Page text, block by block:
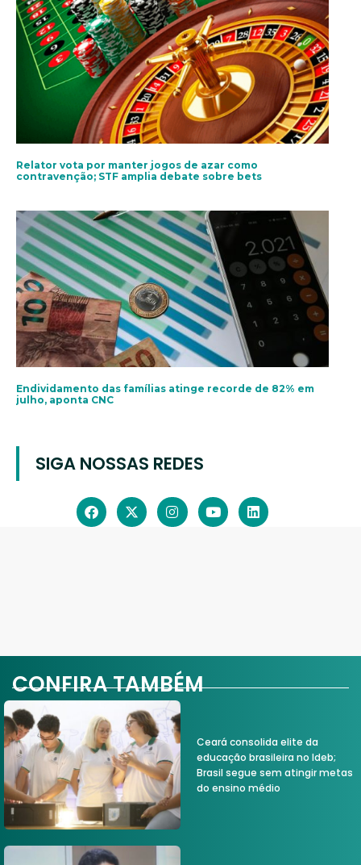
Relator vota por manter jogos de azar como
contravenção; STF amplia debate sobre bets
Endividamento das famílias atinge recorde de 82% em
julho, aponta CNC
SIGA NOSSAS REDES
CONFIRA TAMBÉM
Ceará consolida elite da
educação brasileira no Ideb;
Brasil segue sem atingir metas
do ensino médio